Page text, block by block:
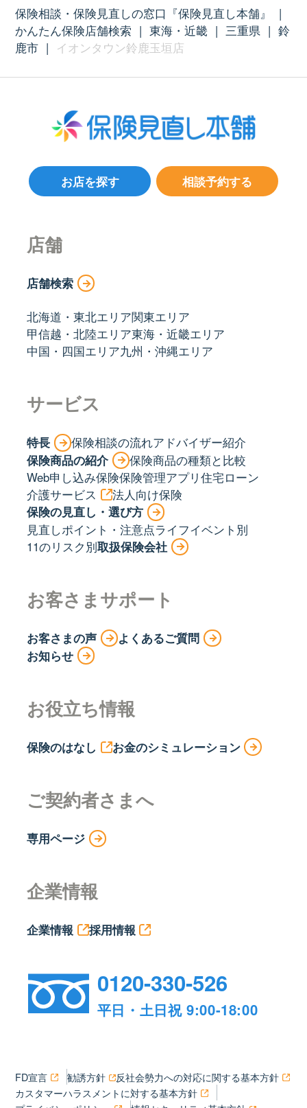
保険相談・保険見直しの窓口『保険見直し本舗』
|
かんたん保険店舗検索 | 東海・近畿 | 三重県 | 鈴
鹿市 | イオンタウン鈴鹿玉垣店
相談予約する
お店を探す
店舗
店舗検索
北海道・東北エリア関東エリア
甲信越・北陸エリア東海・近畿エリア
中国・四国エリア九州・沖縄エリア
サービス
特長 保険相談の流れアドバイザー紹介
保険商品の紹介
保険商品の種類と比較
Web申し込み保険保険管理アプリ住宅ローン
介護サービス
法人向け保険
保険の見直し・選び方
見直しポイント・注意点ライフイベント別
11のリスク別取扱保険会社
お客さまサポート
お客さまの声
よくあるご質問
お知らせ
お役立ち情報
保険のはなし お金のシミュレーション
ご契約者さまへ
専用ページ
企業情報
企業情報 採用情報
0120-330-526
平日・土日祝 9:00-18:00
FD宣言 勧誘方針
反社会勢力への対応に関する基本方針
カスタマーハラスメントに対する基本方針